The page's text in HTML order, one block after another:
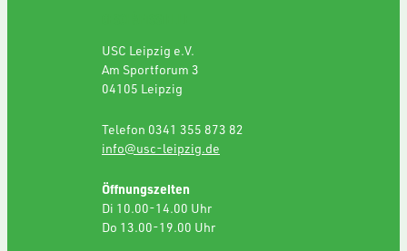
USC Leipzig e.V.
Am Sportforum 3
04105 Leipzig
Telefon 0341 355 873 82
info@usc-leipzig.de
Öffnungszeiten
Di 10.00-14.00 Uhr
Do 13.00-19.00 Uhr